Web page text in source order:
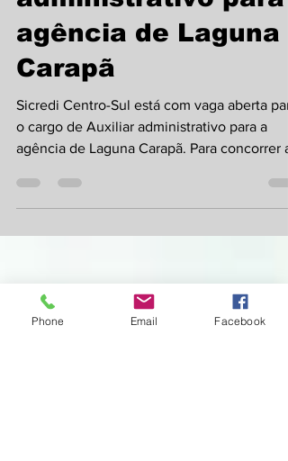
de auxiliar
administrativo para
agência de Laguna
Carapã
Sicredi Centro-Sul está com vaga aberta
agência de Laguna Carapã. Para concorrer a
vaga é...
Phone Email Facebook